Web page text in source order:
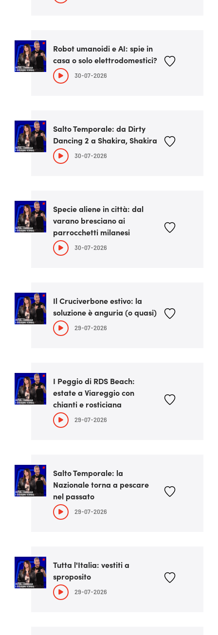
Robot umanoidi e AI: spie in
casa o solo elettrodomestici?
30-07-2026
Salto Temporale: da Dirty
Dancing 2 a Shakira, Shakira
30-07-2026
Specie aliene in città: dal
varano bresciano ai
parrocchetti milanesi
30-07-2026
Il Cruciverbone estivo: la
soluzione è anguria (o quasi)
29-07-2026
I Peggio di RDS Beach:
estate a Viareggio con
chianti e rosticiana
29-07-2026
Salto Temporale: la
Nazionale torna a pescare
nel passato
29-07-2026
Tutta l'Italia: vestiti a
sproposito
29-07-2026